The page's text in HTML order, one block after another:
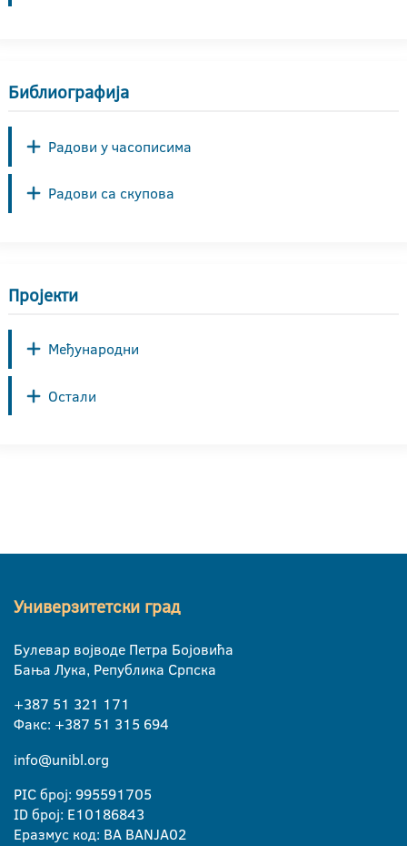
Библиографија
Радови у часописима
Радови са скупова
Пројекти
Међународни
Остали
Универзитетски град
Булевар војводе Петра Бојовића
Бања Лука, Република Српска
+387 51 321 171
Факс: +387 51 315 694
info@unibl.org
PIC број: 995591705
ID број: E10186843
Еразмус код: BA BANJA02